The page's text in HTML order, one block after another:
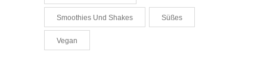
Smoothies Und Shakes Süßes
Vegan